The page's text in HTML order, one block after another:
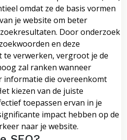
omdat ze de basis vormen
je website om beter
Door onderzoek
en deze
verwerken, vergroot je de
zal ranken wanneer
informatie die overeenkomt
kiezen van de juiste
toepassen ervan in je
impact hebben op de
naar je website.